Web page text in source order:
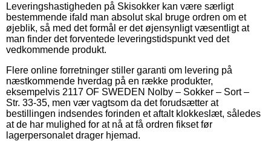
Leveringshastigheden på Skisokker kan være særligt
bestemmende ifald man absolut skal bruge ordren om et
øjeblik, så med det formål er det øjensynligt væsentligt at
man finder det forventede leveringstidspunkt ved det
vedkommende produkt.
Flere online forretninger stiller garanti om levering på
næstkommende hverdag på en række produkter,
eksempelvis 2117 OF SWEDEN Nolby – Sokker – Sort –
Str. 33-35, men vær vagtsom da det forudsætter at
bestillingen indsendes forinden et aftalt klokkeslæt, således
at de har mulighed for at nå at få ordren fikset før
lagerpersonalet drager hjemad.